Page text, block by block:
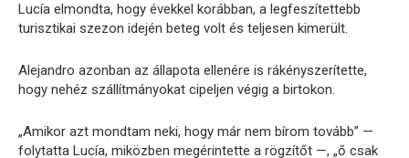
Lucía elmondta, hogy évekkel korábban, a legfeszítettebb
turisztikai szezon idején beteg volt és teljesen kimerült.
Alejandro azonban az állapota ellenére is rákényszerítette,
hogy nehéz szállítmányokat cipeljen végig a birtokon.
„Amikor azt mondtam neki, hogy már nem bírom tovább” —
folytatta Lucía, miközben megérintette a rögzítőt —, „ő csak